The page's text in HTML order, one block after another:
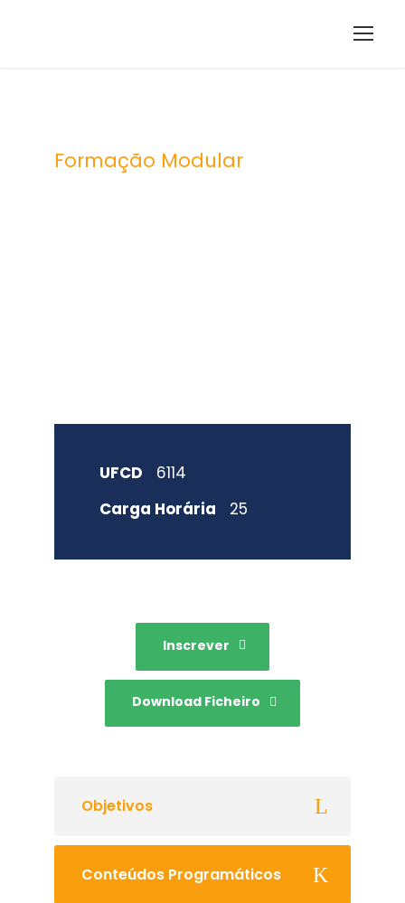
Formação Modular
UFCD
6114
Carga Horária
25
Inscrever
Download Ficheiro
Objetivos
Conteúdos Programáticos